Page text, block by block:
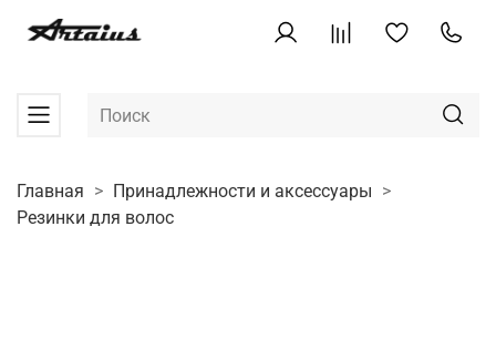
Главная
Принадлежности и аксессуары
Резинки для волос